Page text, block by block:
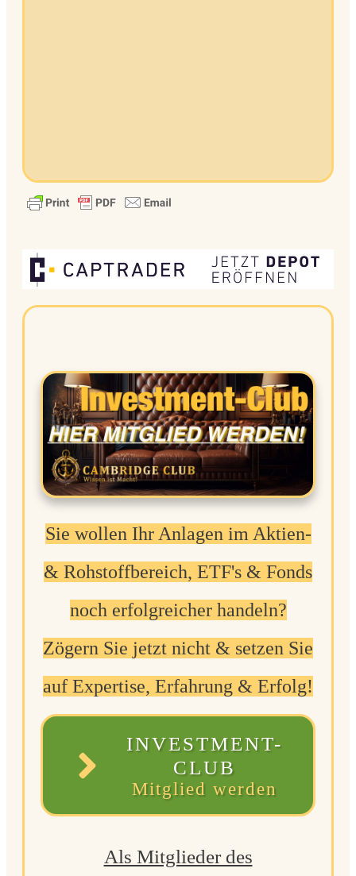
Hier jetzt buchen
Sie wollen Ihr Anlagen im Aktien-
& Rohstoffbereich, ETF's & Fonds
noch erfolgreicher handeln?
Zögern Sie jetzt nicht & setzen Sie
auf Expertise, Erfahrung & Erfolg!
INVESTMENT-
CLUB
Mitglied werden
Als Mitglieder des